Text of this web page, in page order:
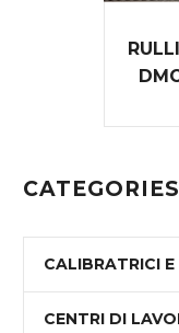
CATEGORIES
CALIBRATRICI
CENTRI DI